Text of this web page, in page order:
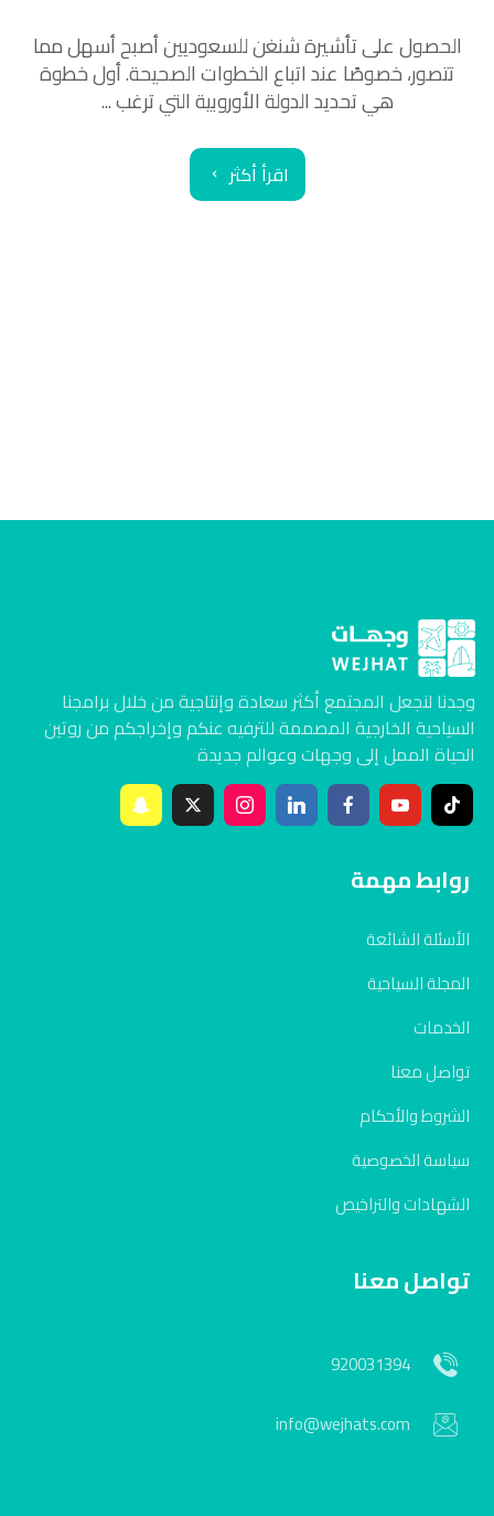
الحصول على تأشيرة شنغن للسعوديين أصبح أسهل مما
تتصور، خصوصًا عند اتباع الخطوات الصحيحة. أول خطوة
هي تحديد الدولة الأوروبية التي ترغب ...
اقرأ أكثر
وجدنا لنجعل المجتمع أكثر سعادة وإنتاجية من خلال برامجنا
السياحية الخارجية المصممة للترفيه عنكم وإخراجكم من روتين
الحياة الممل إلى وجهات وعوالم جديدة
روابط مهمة
الأسئلة الشائعة
المجلة السياحية
الخدمات
تواصل معنا
الشروط والأحكام
سياسة الخصوصية
الشهادات والتراخيص
تواصل معنا
920031394
info@wejhats.com